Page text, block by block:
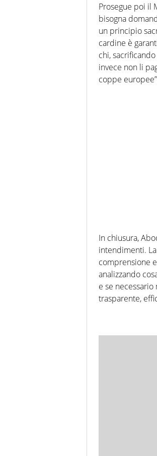
Prosegue poi il
bisogna
un principio
cardine è
chi,
invece non li
coppe
In chiusura,
intendimenti.
comprensione
analizzando
e se
trasparente,